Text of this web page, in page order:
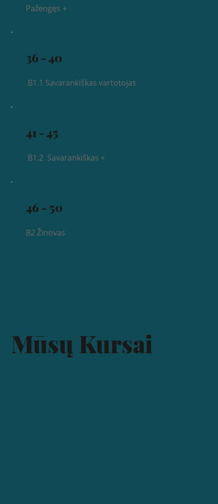
Pažengęs +
36 - 40
B1.1 Savarankiškas vartotojas
41 - 45
B1.2 Savarankiškas +
46 - 50
B2 Žinovas
Mūsų Kursai